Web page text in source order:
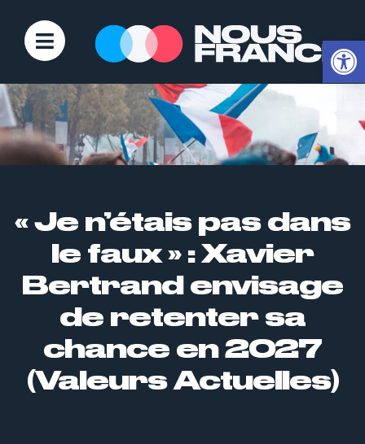
Ouvrir
« Je n’étais pas dans
le faux » : Xavier
Bertrand envisage
de retenter sa
chance en 2027
(Valeurs Actuelles)